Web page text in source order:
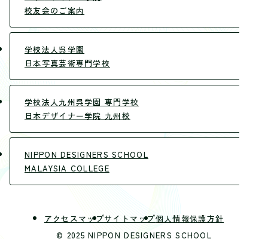
校友会のご案内
学校法人呉学園
日本写真芸術専門学校
学校法人九州呉学園 専門学校
日本デザイナー学院 九州校
NIPPON DESIGNERS SCHOOL
MALAYSIA COLLEGE
アクセスマップサイトマップ個人情報保護方針
© 2025 NIPPON DESIGNERS SCHOOL